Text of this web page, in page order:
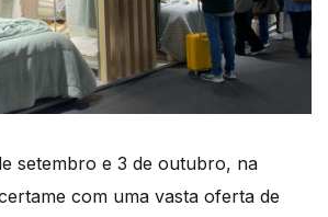
setembro e 3 de outubro, na
com uma vasta oferta de